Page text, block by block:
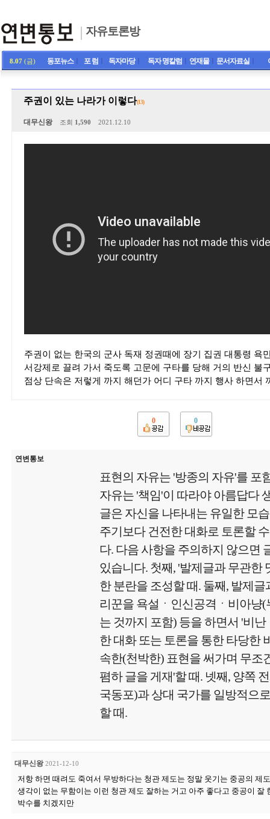
자유토론방
8.07 (금) 동포뉴스ㅣ 포 럼 독자마당ㅣ 독자 명칼럼 연재물ㅣ 문서자료실
주권이 있는 나라가 이렇다(13)
대무신왕 조회 1,590 2021.12.10
주권이 없는 한국의 군사 독재 정권때에 장기 집권 대통령 욕
서강제로 끌려 가서 죽도록 고문에 구타를 당해 거의 반신 불
점상 단속은 저렇게 까지 해던가 어디 구타 까지 행사 하면서
0 0
연변통보
표현의 자유는 '방종의 자유'를 포
자유는 '책임'이 따라야 아름답다
글은 자신을 나타내는 유일한 모
주기보다 건전한 대화로 토론할
다. 다음 사항을 주의하지 않으면
있습니다. 첫째, '발제글과 무관한
한 분란을 조성할 때. 둘째, 발제
리꾼을 욕설ㆍ인신공격ㆍ비아냥
는 것까지 포함) 등을 하면서 '비
한 대화 또는 토론을 통한 타당한
속한(천박한) 표현을 써가며 무조
폄하 글을 게재'할 때. 넷째, 양쪽
국동포)과 상대 국가를 일방적으
할 때.
대무신왕 2021-12-10
저항 하면 때려도 죽여서 무방하다는 청관 제도는 정말 웃기는 중공의 제
생각이 없는 무함이는 이런 청관 제도 잘하는 거고 아주 좋다고 중공이 잘
박수를 치겠지만